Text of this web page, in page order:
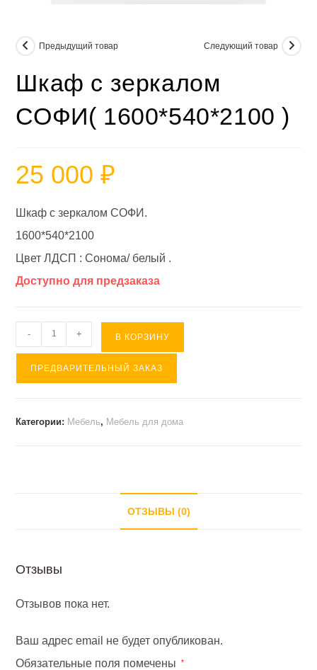
Предыдущий товар Следующий товар
Шкаф с зеркалом
СОФИ( 1600*540*2100 )
25 000₽
Шкаф с зеркалом СОФИ.
1600*540*2100
Цвет ЛДСП : Сонома/ белый .
Доступно для предзаказа
Количество
товара
Шкаф
СОФИ(
- + В КОРЗИНУ
ПРЕДВАРИТЕЛЬНЫЙ ЗАКАЗ
Категории: Мебель, Мебель для дома
ОТЗЫВЫ (0)
Отзывы
Отзывов пока нет.
Ваш адрес email не будет опубликован.
Обязательные поля помечены
*